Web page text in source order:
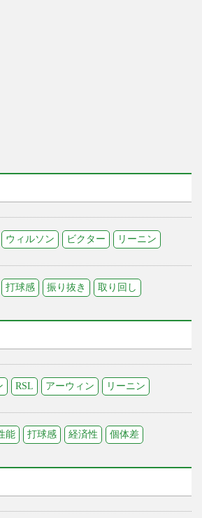
ウィルソン ビクター リーニン
打球感 振り抜き 取り回し
RSL アーウィン リーニン
能 打球感 経済性 個体差